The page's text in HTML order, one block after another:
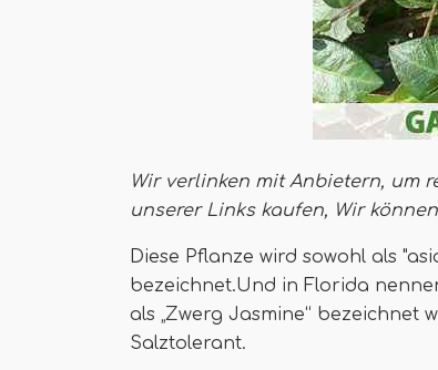
Wir verlinken mit Anbietern, um
unserer Links kaufen, Wir
Diese Pflanze wird sowohl als
bezeichnet.Und in Florida
als „Zwerg Jasmine“ bezeichnet
Salztolerant.